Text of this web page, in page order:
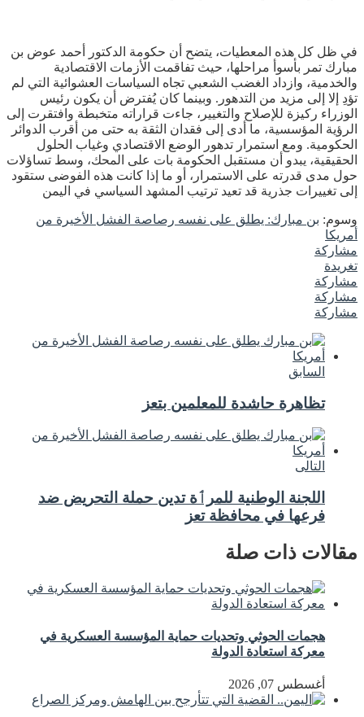
في ظل كل هذه المعطيات، يتضح أن حكومة الدكتور أحمد عوض بن
مبارك تمر بأسوأ مراحلها، حيث تفاقمت الأزمات الاقتصادية
والخدمية، وازداد الغضب الشعبي تجاه السياسات العشوائية التي لم
تؤدِ إلا إلى مزيد من التدهور. وبينما كان يُفترض أن يكون رئيس
الوزراء ركيزة للإصلاح والتغيير، جاءت قراراته متخبطة وافتقرت إلى
الرؤية المؤسسية، ما أدى إلى فقدان الثقة به حتى من أقرب الدوائر
الحكومية. ومع استمرار تدهور الوضع الاقتصادي وغياب الحلول
الحقيقية، يبدو أن مستقبل الحكومة بات على المحك، وسط تساؤلات
حول مدى قدرته على الاستمرار، أو ما إذا كانت هذه الفوضى ستقود
إلى تغييرات جذرية قد تعيد ترتيب المشهد السياسي في اليمن
وسوم: بن مبارك: يطلق على نفسه رصاصة الفشل الأخيرة من
أمريكا
مشاركة
تغريدة
مشاركة
مشاركة
مشاركة
السابق
تظاهرة حاشدة للمعلمين بتعز
التالى
اللجنة الوطنية للمرٲة تدين حملة التحريض ضد
فرعها في محافظة تعز
مقالات ذات صلة
هجمات الحوثي وتحديات حماية المؤسسة العسكرية في
معركة استعادة الدولة
أغسطس 07, 2026